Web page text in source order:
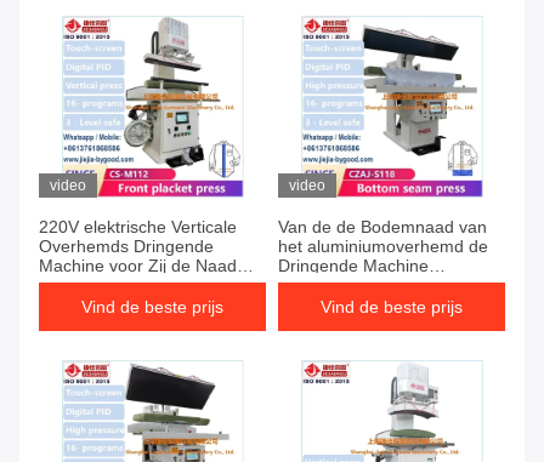
video
220V elektrische Verticale
Overhemds Dringende
Machine voor Zij de Naad
Verzegelende Pers van het
Kokerlichaam
Vind de beste prijs
video
Van de de Bodemnaad van
het aluminiumoverhemd de
Dringende Machine
Elektrische Hitte voor Rimpel
het Vrije Naad Verzegelen
Vind de beste prijs